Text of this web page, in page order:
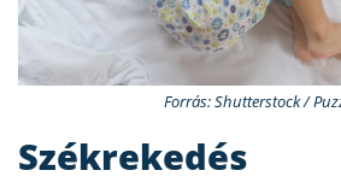
Forrás: Shutterstock /
Székrekedés